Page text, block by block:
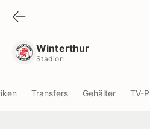
Winterthur
Stadion
Transfers Gehälter TV-